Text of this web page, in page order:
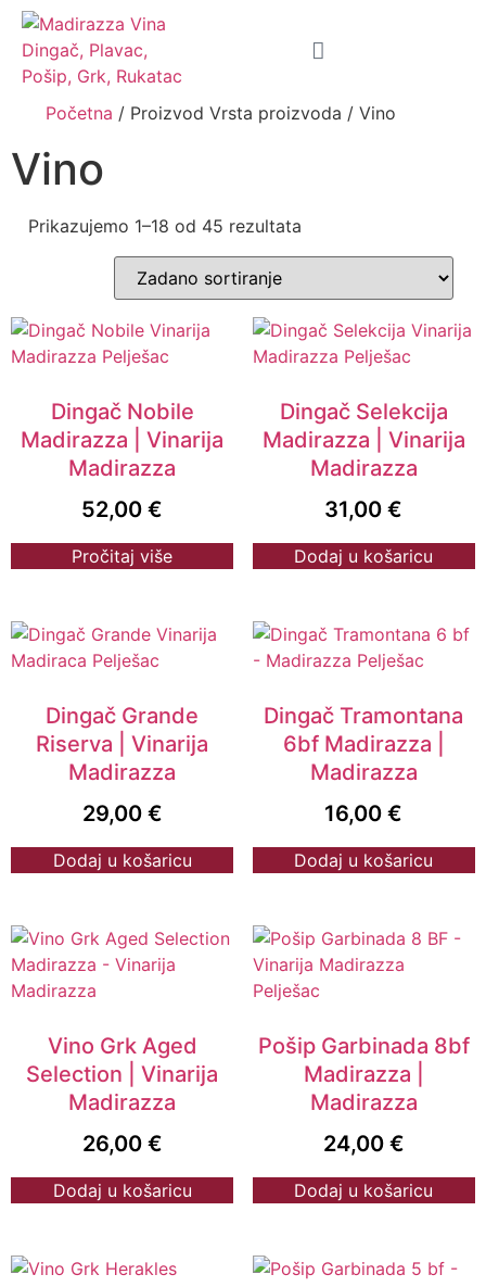
Početna / Proizvod Vrsta proizvoda / Vino
Vino
Prikazujemo 1–18 od 45 rezultata
Dingač Nobile
Madirazza | Vinarija
Madirazza
52,00€
Pročitaj više
Dingač Selekcija
Madirazza | Vinarija
Madirazza
31,00€
Dodaj u košaricu
Dingač Grande
Riserva | Vinarija
Madirazza
29,00 €
Dodaj u košaricu
Dingač Tramontana
6bf Madirazza |
Madirazza
16,00€
Dodaj u košaricu
Vino Grk Aged
Selection | Vinarija
Madirazza
26,00 €
Dodaj u košaricu
Pošip Garbinada 8bf
Madirazza |
Madirazza
24,00 €
Dodaj u košaricu